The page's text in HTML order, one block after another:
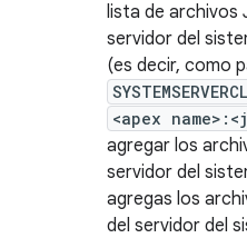
lista de archivos
servidor del
(es decir, como
<apex
agregar los
servidor del
agregas los
del servidor del